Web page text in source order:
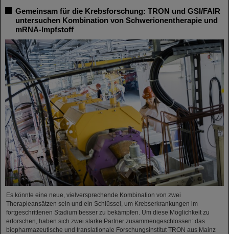
Gemeinsam für die Krebsforschung: TRON und GSI/FAIR
untersuchen Kombination von Schwerionentherapie und
mRNA-Impfstoff
Es könnte eine neue, vielversprechende Kombination von zwei
Therapieansätzen sein und ein Schlüssel, um Krebserkrankungen im
fortgeschrittenen Stadium besser zu bekämpfen. Um diese Möglichkeit zu
erforschen, haben sich zwei starke Partner zusammengeschlossen: das
biopharmazeutische und translationale Forschungsinstitut TRON aus Mainz